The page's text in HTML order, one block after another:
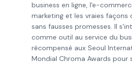
business en ligne, l'e-
marketing et les vraies façons
sans fausses promesses. Il
comme outil au service du
récompensé aux Seoul
Mondial Chroma Awards pour